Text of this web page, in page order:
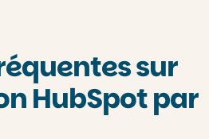
sur
HubSpot par